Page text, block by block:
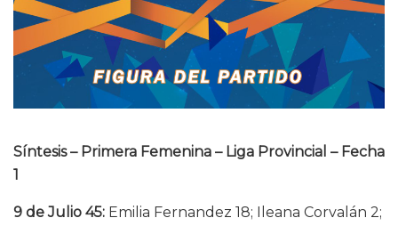
Síntesis – Primera Femenina – Liga Provincial – Fecha
1
9 de Julio 45: Emilia Fernandez 18; Ileana Corvalán 2;